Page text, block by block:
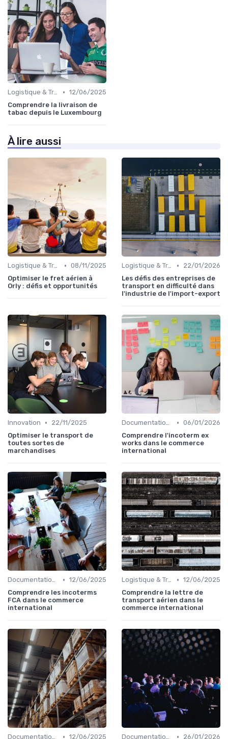
Logistique & Transport • 12/06/2025
Comprendre la livraison de
tabac depuis le Luxembourg
À lire aussi
Logistique & Transport • 08/11/2025
Optimiser le fret aérien à
Orly : défis et opportunités
Logistique & Transport •
22/01/2026
Les défis des entreprises de
transport en difficulté dans
l'industrie de l'import-export
Innovation •
22/11/2025
Optimiser le transport de
toutes sortes de
marchandises
Documentation & Conformité • 06/01/2026
Comprendre l'incoterm ex
works dans le commerce
international
Documentation & Conformité • 12/06/2025
Comprendre les incoterms
FCA dans le commerce
international
Logistique & Transport • 12/06/2025
Comprendre la lettre de
transport aérien dans le
commerce international
Documentation & Conformité • 12/06/2025
Documentation & Conformité •
26/01/2026